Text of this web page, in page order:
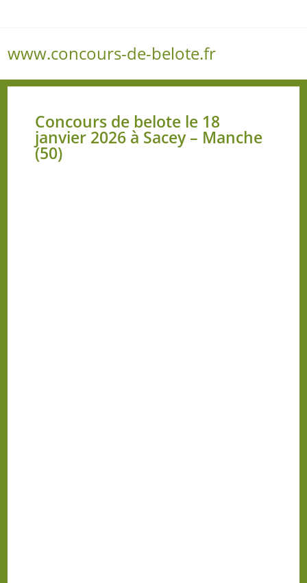
www.concours-de-belote.fr
Concours de belote le 18
janvier 2026 à Sacey – Manche
(50)